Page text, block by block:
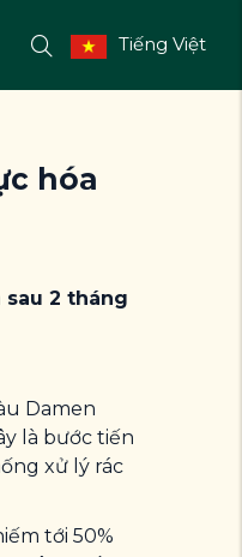
Tiếng Việt
hóa
2 tháng
Damen
là bước tiến
xử lý rác
tới 50%